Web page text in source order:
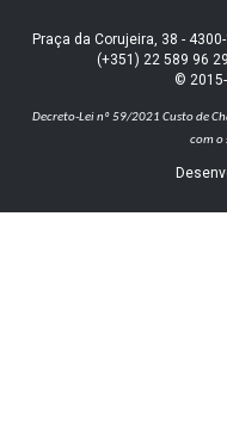
Praça da Corujeira, 38 -
(+351) 22 589 96
©
Decreto-Lei nº 59/2021 Custo de
com o